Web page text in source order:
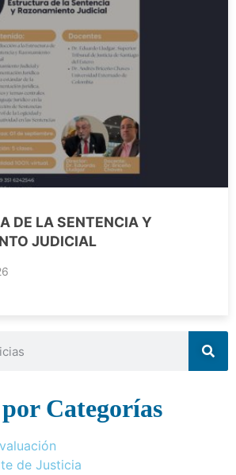
DE LA SENTENCIA Y
JUDICIAL
Categorías
de Justicia